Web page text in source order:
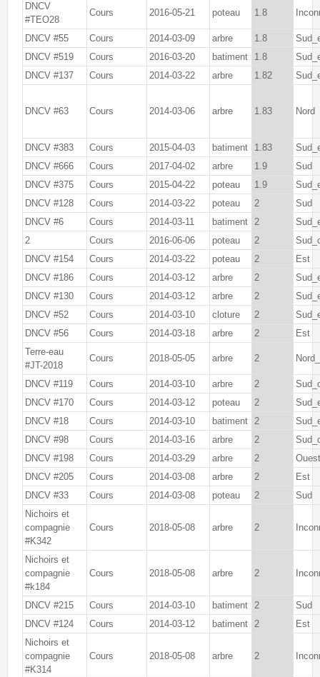
DNCV
#TEO28
Cours 2016-05-21 poteau 1.8
DNCV #55 Cours 2014-03-09 arbre 1.8
DNCV #519
Cours 2016-03-20 batiment 1.8
DNCV #137
Cours 2014-03-22 arbre 1.82
DNCV #63 Cours 2014-03-06 arbre 1.83 Nord
DNCV #383 Cours 2015-04-03 batiment 1.83
DNCV #666
Cours 2017-04-02 arbre 1.9
Sud
DNCV #375
Cours 2015-04-22 poteau 1.9
DNCV #128
Cours 2014-03-22 poteau 2
Sud
DNCV #6
Cours 2014-03-11 batiment 2
2
Cours 2016-06-06 poteau 2
DNCV #154
Cours 2014-03-22 poteau 2
Est
DNCV #186
Cours 2014-03-12 arbre 2
DNCV #130
Cours 2014-03-12 arbre 2
DNCV #52
Cours 2014-03-10 cloture 2
DNCV #56
Cours 2014-03-18 arbre 2
Est
Terre-eau
#JT-2018
Cours 2018-05-05 arbre 2
DNCV #119 Cours 2014-03-10 arbre 2
DNCV #170
Cours 2014-03-12 poteau 2
DNCV #18
Cours 2014-03-10 batiment 2
DNCV #98
Cours 2014-03-16 arbre 2
DNCV #198
Cours 2014-03-29 arbre 2
DNCV #205
Cours 2014-03-08 arbre 2
Est
DNCV #33
Cours 2014-03-08 poteau 2
Sud
Nichoirs et
compagnie
#K342
Cours 2018-05-08 arbre 2
Nichoirs et
compagnie
#k184
Cours 2018-05-08 arbre 2
DNCV #215 Cours 2014-03-10 batiment 2
Sud
DNCV #124
Cours 2014-03-12 batiment 2
Est
Nichoirs et
compagnie
#K314
Cours 2018-05-08 arbre 2